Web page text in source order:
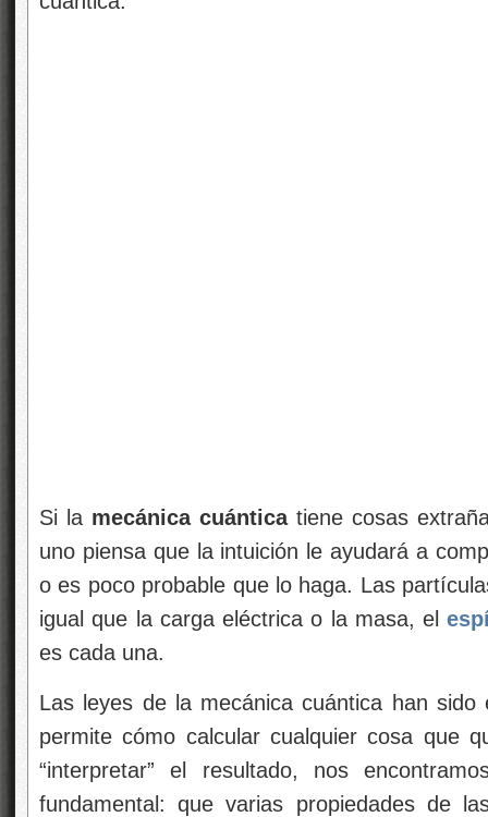
Si la mecánica cuánticatiene cosas
uno piensa que la intuición le ayudará a
o es poco probable que lo haga. Las
igual que la carga eléctrica o la masa, el
es cada una.
Las leyes de la mecánica cuántica han sido
permite cómo calcular cualquier cosa que
“interpretar” el resultado, nos
fundamental: que varias propiedades de